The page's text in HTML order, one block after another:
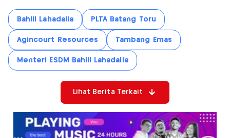
Bahlil Lahadalia PLTA Batang Toru
Agincourt Resources Tambang Emas
Menteri ESDM Bahlil Lahadalia
Lihat Berita Terkait